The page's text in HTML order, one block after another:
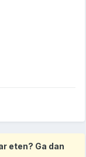
eten? Ga dan